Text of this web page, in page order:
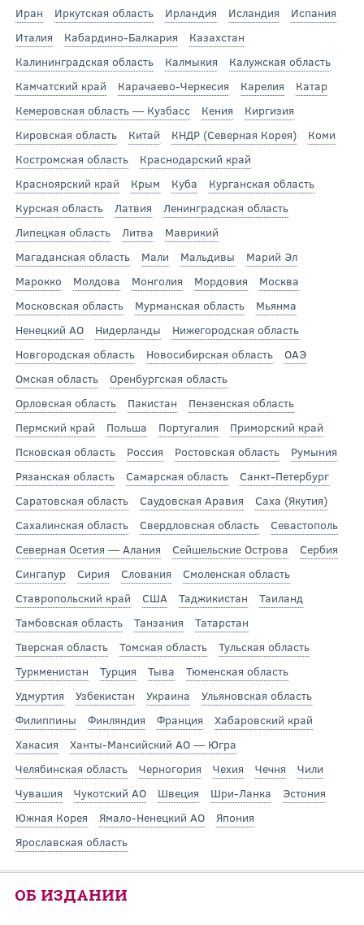
Иран Иркутская область Ирландия Исландия
Испания
Италия
Кабардино-Балкария
Казахстан
Калининградская область
Калмыкия
Калужская область
Камчатский край
Карачаево-Черкесия Карелия
Катар
Кемеровская область — Кузбасс
Кения
Киргизия
Кировская область
Китай КНДР (Северная Корея)
Коми
Костромская область
Краснодарский край
Красноярский край
Крым Куба
Курганская область
Курская область
Латвия
Ленинградская область
Липецкая область
Литва
Маврикий
Магаданская область
Мали Мальдивы
Марий Эл
Марокко
Молдова Монголия Мордовия
Москва
Московская область
Мурманская область
Мьянма
Ненецкий АО
Нидерланды
Нижегородская область
Новгородская область
Новосибирская область
ОАЭ
Омская область
Оренбургская область
Орловская область
Пакистан
Пензенская область
Пермский край
Польша Португалия
Приморский край
Псковская область
Россия Ростовская область
Румыния
Рязанская область
Самарская область
Санкт-Петербург
Саратовская область
Саудовская Аравия
Саха (Якутия)
Сахалинская область
Свердловская область
Севастополь
Северная Осетия — Алания
Сейшельские Острова
Сербия
Сингапур
Сирия Словакия
Смоленская область
Ставропольский край
США Таджикистан
Таиланд
Тамбовская область
Танзания
Татарстан
Тверская область
Томская область
Тульская область
Туркменистан
Турция Тыва
Тюменская область
Удмуртия
Узбекистан Украина
Ульяновская область
Филиппины
Финляндия Франция
Хабаровский край
Хакасия
Ханты-Мансийский АО — Югра
Челябинская область
Черногория Чехия Чечня
Чили
Чувашия
Чукотский АО Швеция Шри-Ланка
Эстония
Южная Корея
Ямало-Ненецкий АО
Япония
Ярославская область
ОБ ИЗДАНИИ